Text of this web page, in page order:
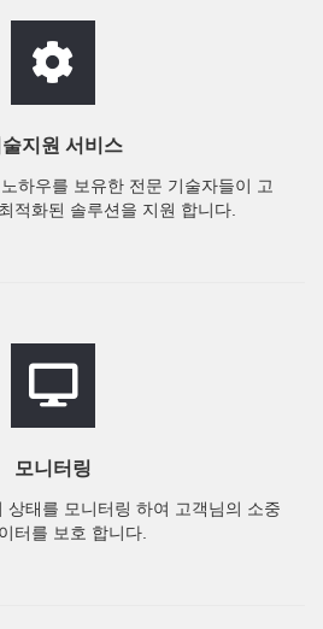
술지원 서비스
하우를 보유한 전문 기술자들이 고
적화된 솔루션을 지원 합니다.
모니터링
상태를 모니터링 하여 고객님의 소중
터를 보호 합니다.